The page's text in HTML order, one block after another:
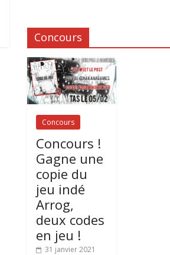
Concours
Concours
Concours !
Gagne une
copie du
jeu indé
Arrog,
deux codes
en jeu !
31 janvier 2021